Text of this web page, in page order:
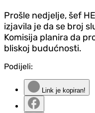
Prošle nedjelje, šef
izjavila je da se broj
Komisija planira da
bliskoj budućnosti.
Podijeli:
Link je kopiran!